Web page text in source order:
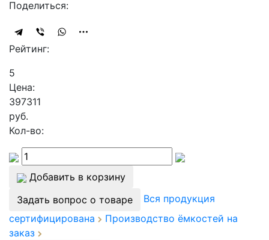
Поделиться:
Рейтинг:
5
Цена:
397311
руб.
Кол-во:
Добавить в корзину
Задать вопрос о товаре
Вся продукция
сертифицирована
Производство ёмкостей на
заказ